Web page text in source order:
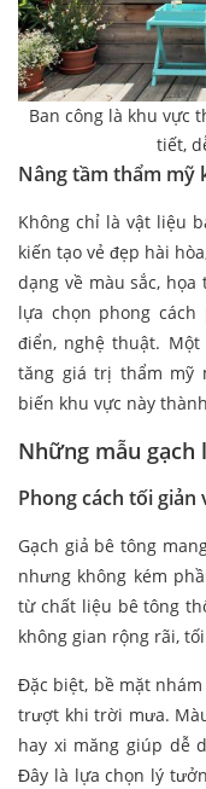
Ban công là khu vực
tiết,
Nâng tầm thẩm mỹ
Không chỉ là vật liệu
kiến tạo vẻ đẹp hài
dạng về màu sắc,
lựa chọn phong
điển, nghệ thuật.
tăng giá trị thẩm mỹ
biến khu vực này
Những mẫu gạch
Phong cách tối giản
Gạch giả bê tông
nhưng không kém
từ chất liệu bê tông
không gian rộng rãi,
Đặc biệt, bề mặt
trượt khi trời mưa.
hay xi măng giúp dễ
Đây là lựa chọn lý